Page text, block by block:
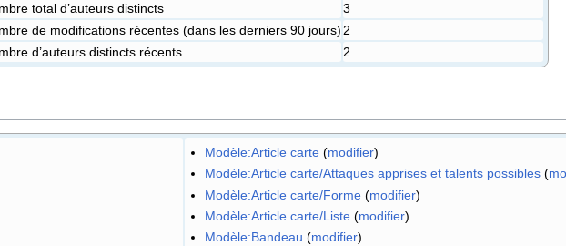
total d’auteurs distincts
3
de modifications récentes (dans les derniers 90 jours)2
d’auteurs distincts récents
2
Modèle:Article carte(modifier)
Modèle:Article carte/Attaques apprises et talents possibles(
Modèle:Article carte/Forme(modifier)
Modèle:Article carte/Liste(modifier)
Modèle:Bandeau (modifier)